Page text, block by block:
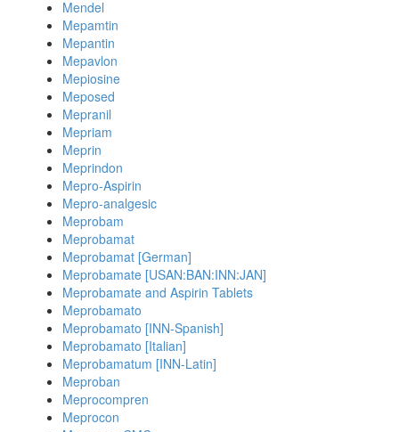
Mendel
Mepamtin
Mepantin
Mepavlon
Mepiosine
Meposed
Mepranil
Mepriam
Meprin
Meprindon
Mepro-Aspirin
Mepro-analgesic
Meprobam
Meprobamat
Meprobamat [German]
Meprobamate [USAN:BAN:INN:JAN]
Meprobamate and Aspirin Tablets
Meprobamato
Meprobamato [INN-Spanish]
Meprobamato [Italian]
Meprobamatum [INN-Latin]
Meproban
Meprocompren
Meprocon